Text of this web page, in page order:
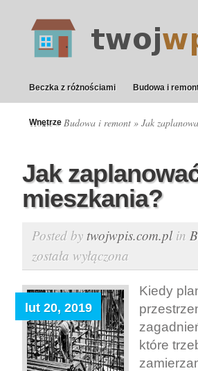
Beczka z różnościami Budowa i
Wnętrze
Home»Budowa i remont » Jak
Jak
mieszkania?
Posted by twojwpis.com.plin
została wyłączona
lut 20, 2019
Kiedy
które